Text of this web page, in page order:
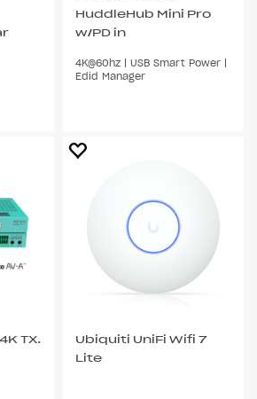
HuddleHub Mini Pro
w/PD in
4K@60hz | USB Smart Power |
Edid Manager
TX.
Ubiquiti UniFi Wifi 7
Lite